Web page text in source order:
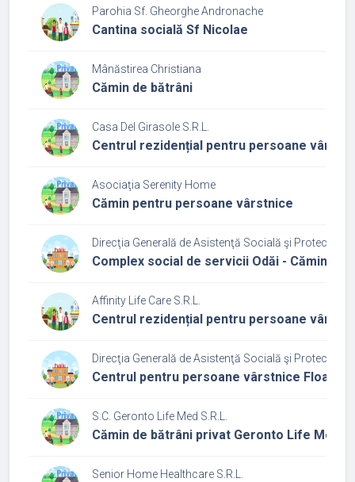
Parohia Sf. Gheorghe Andronache
Cantina socială Sf Nicolae
Mânăstirea Christiana
Cămin de bătrâni
Casa Del Girasole S.R.L.
Centrul rezidențial pentru persoane
Asociaţia Serenity Home
Cămin pentru persoane vârstnice
Direcţia Generală de Asistenţă Socială şi Protecţia
Complex social de servicii Odăi - Căminul
Affinity Life Care S.R.L.
Centrul rezidențial pentru persoane
Direcţia Generală de Asistenţă Socială şi Protecţia
Centrul pentru persoane vârstnice Floare
S.C. Geronto Life Med S.R.L.
Cămin de bătrâni privat Geronto Life Med
Senior Home Healthcare S.R.L.